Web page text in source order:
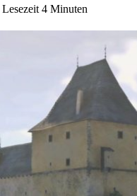
Lesezeit 4 Minuten